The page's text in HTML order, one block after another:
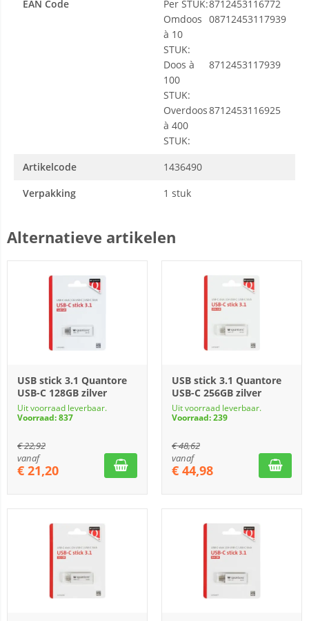
EAN Code Per STUK:8712453116772
Omdoos
à 10
STUK:
08712453117939
Doos à
100
STUK:
8712453117939
Overdoos
à 400
STUK:
8712453116925
Artikelcode
1436490
Verpakking
1 stuk
Alternatieve artikelen
USB stick 3.1 Quantore
USB-C 128GB zilver
Uit voorraad leverbaar.
Voorraad: 837
€22,92
vanaf
€ 21,20
USB stick 3.1 Quantore
USB-C 256GB zilver
Uit voorraad leverbaar.
Voorraad: 239
€48,62
vanaf
€ 44,98